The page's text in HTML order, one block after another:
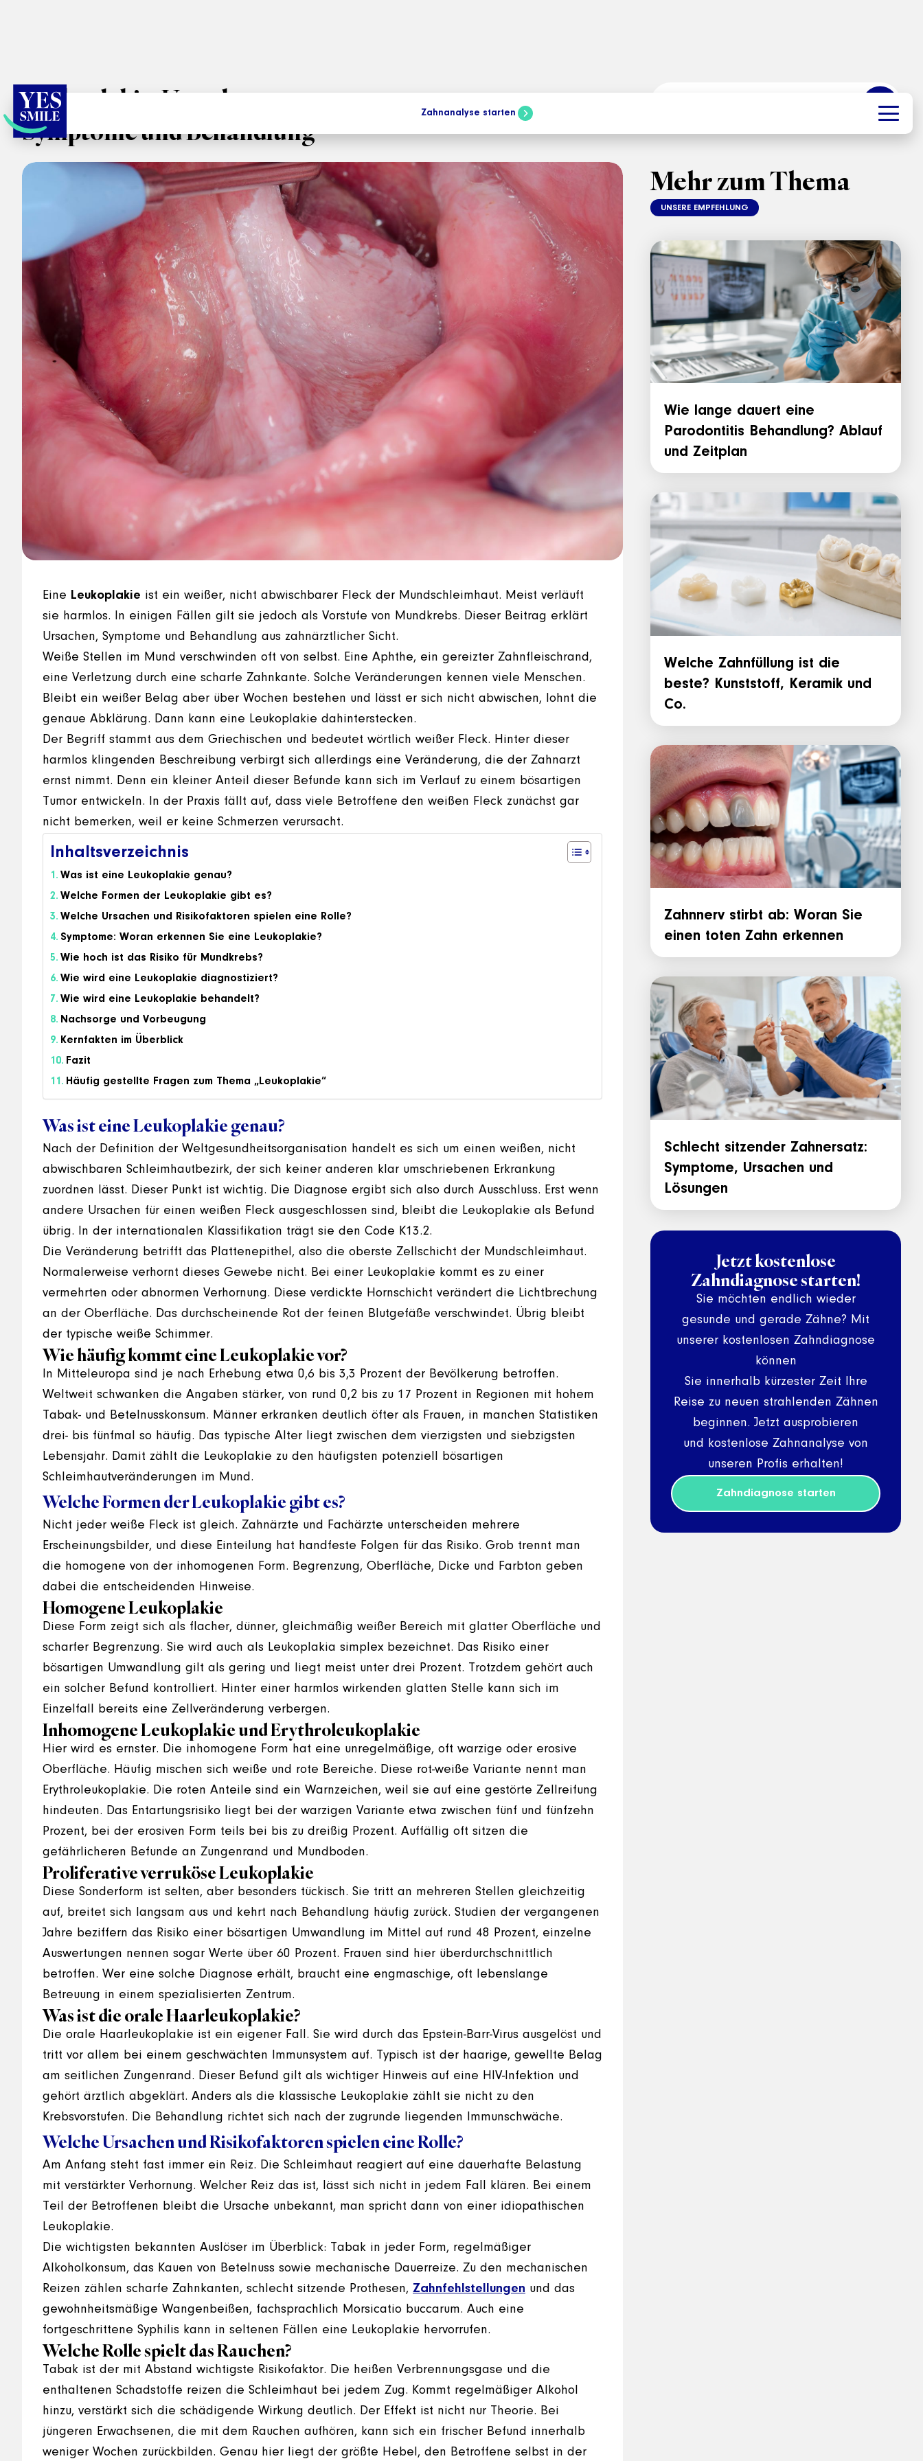
Zahnanalyse starten
Leukoplakie: Ursachen,
Symptome und Behandlung
Eine Leukoplakie ist ein weißer, nicht abwischbarer Fleck der Mundschleimhaut. Meist verläuft
sie harmlos. In einigen Fällen gilt sie jedoch als Vorstufe von Mundkrebs. Dieser Beitrag erklärt
Ursachen, Symptome und Behandlung aus zahnärztlicher Sicht.
Weiße Stellen im Mund verschwinden oft von selbst. Eine Aphthe, ein gereizter Zahnfleischrand,
eine Verletzung durch eine scharfe Zahnkante. Solche Veränderungen kennen viele Menschen.
Bleibt ein weißer Belag aber über Wochen bestehen und lässt er sich nicht abwischen, lohnt die
genaue Abklärung. Dann kann eine Leukoplakie dahinterstecken.
Der Begriff stammt aus dem Griechischen und bedeutet wörtlich weißer Fleck. Hinter dieser
harmlos klingenden Beschreibung verbirgt sich allerdings eine Veränderung, die der Zahnarzt
ernst nimmt. Denn ein kleiner Anteil dieser Befunde kann sich im Verlauf zu einem bösartigen
Tumor entwickeln. In der Praxis fällt auf, dass viele Betroffene den weißen Fleck zunächst gar
nicht bemerken, weil er keine Schmerzen verursacht.
Inhaltsverzeichnis
Was ist eine Leukoplakie genau?
Welche Formen der Leukoplakie gibt es?
Welche Ursachen und Risikofaktoren spielen eine Rolle?
Symptome: Woran erkennen Sie eine Leukoplakie?
Wie hoch ist das Risiko für Mundkrebs?
Wie wird eine Leukoplakie diagnostiziert?
Wie wird eine Leukoplakie behandelt?
Nachsorge und Vorbeugung
Kernfakten im Überblick
Fazit
Häufig gestellte Fragen zum Thema „Leukoplakie“
Was ist eine Leukoplakie genau?
Nach der Definition der Weltgesundheitsorganisation handelt es sich um einen weißen, nicht
abwischbaren Schleimhautbezirk, der sich keiner anderen klar umschriebenen Erkrankung
zuordnen lässt. Dieser Punkt ist wichtig. Die Diagnose ergibt sich also durch Ausschluss. Erst wenn
andere Ursachen für einen weißen Fleck ausgeschlossen sind, bleibt die Leukoplakie als Befund
übrig. In der internationalen Klassifikation trägt sie den Code K13.2.
Die Veränderung betrifft das Plattenepithel, also die oberste Zellschicht der Mundschleimhaut.
Normalerweise verhornt dieses Gewebe nicht. Bei einer Leukoplakie kommt es zu einer
vermehrten oder abnormen Verhornung. Diese verdickte Hornschicht verändert die Lichtbrechung
an der Oberfläche. Das durchscheinende Rot der feinen Blutgefäße verschwindet. Übrig bleibt
der typische weiße Schimmer.
Wie häufig kommt eine Leukoplakie vor?
In Mitteleuropa sind je nach Erhebung etwa 0,6 bis 3,3 Prozent der Bevölkerung betroffen.
Weltweit schwanken die Angaben stärker, von rund 0,2 bis zu 17 Prozent in Regionen mit hohem
Tabak- und Betelnusskonsum. Männer erkranken deutlich öfter als Frauen, in manchen Statistiken
drei- bis fünfmal so häufig. Das typische Alter liegt zwischen dem vierzigsten und siebzigsten
Lebensjahr. Damit zählt die Leukoplakie zu den häufigsten potenziell bösartigen
Schleimhautveränderungen im Mund.
Welche Formen der Leukoplakie gibt es?
Nicht jeder weiße Fleck ist gleich. Zahnärzte und Fachärzte unterscheiden mehrere
Erscheinungsbilder, und diese Einteilung hat handfeste Folgen für das Risiko. Grob trennt man
die homogene von der inhomogenen Form. Begrenzung, Oberfläche, Dicke und Farbton geben
dabei die entscheidenden Hinweise.
Homogene Leukoplakie
Diese Form zeigt sich als flacher, dünner, gleichmäßig weißer Bereich mit glatter Oberfläche und
scharfer Begrenzung. Sie wird auch als Leukoplakia simplex bezeichnet. Das Risiko einer
bösartigen Umwandlung gilt als gering und liegt meist unter drei Prozent. Trotzdem gehört auch
ein solcher Befund kontrolliert. Hinter einer harmlos wirkenden glatten Stelle kann sich im
Einzelfall bereits eine Zellveränderung verbergen.
Inhomogene Leukoplakie und Erythroleukoplakie
Hier wird es ernster. Die inhomogene Form hat eine unregelmäßige, oft warzige oder erosive
Oberfläche. Häufig mischen sich weiße und rote Bereiche. Diese rot-weiße Variante nennt man
Erythroleukoplakie. Die roten Anteile sind ein Warnzeichen, weil sie auf eine gestörte Zellreifung
hindeuten. Das Entartungsrisiko liegt bei der warzigen Variante etwa zwischen fünf und fünfzehn
Prozent, bei der erosiven Form teils bei bis zu dreißig Prozent. Auffällig oft sitzen die
gefährlicheren Befunde an Zungenrand und Mundboden.
Proliferative verruköse Leukoplakie
Diese Sonderform ist selten, aber besonders tückisch. Sie tritt an mehreren Stellen gleichzeitig
auf, breitet sich langsam aus und kehrt nach Behandlung häufig zurück. Studien der vergangenen
Jahre beziffern das Risiko einer bösartigen Umwandlung im Mittel auf rund 48 Prozent, einzelne
Auswertungen nennen sogar Werte über 60 Prozent. Frauen sind hier überdurchschnittlich
betroffen. Wer eine solche Diagnose erhält, braucht eine engmaschige, oft lebenslange
Betreuung in einem spezialisierten Zentrum.
Was ist die orale Haarleukoplakie?
Die orale Haarleukoplakie ist ein eigener Fall. Sie wird durch das Epstein-Barr-Virus ausgelöst und
tritt vor allem bei einem geschwächten Immunsystem auf. Typisch ist der haarige, gewellte Belag
am seitlichen Zungenrand. Dieser Befund gilt als wichtiger Hinweis auf eine HIV-Infektion und
gehört ärztlich abgeklärt. Anders als die klassische Leukoplakie zählt sie nicht zu den
Krebsvorstufen. Die Behandlung richtet sich nach der zugrunde liegenden Immunschwäche.
Welche Ursachen und Risikofaktoren spielen eine Rolle?
Am Anfang steht fast immer ein Reiz. Die Schleimhaut reagiert auf eine dauerhafte Belastung
mit verstärkter Verhornung. Welcher Reiz das ist, lässt sich nicht in jedem Fall klären. Bei einem
Teil der Betroffenen bleibt die Ursache unbekannt, man spricht dann von einer idiopathischen
Leukoplakie.
Die wichtigsten bekannten Auslöser im Überblick: Tabak in jeder Form, regelmäßiger
Alkoholkonsum, das Kauen von Betelnuss sowie mechanische Dauerreize. Zu den mechanischen
Reizen zählen scharfe Zahnkanten, schlecht sitzende Prothesen, Zahnfehlstellungen und das
gewohnheitsmäßige Wangenbeißen, fachsprachlich Morsicatio buccarum. Auch eine
fortgeschrittene Syphilis kann in seltenen Fällen eine Leukoplakie hervorrufen.
Welche Rolle spielt das Rauchen?
Tabak ist der mit Abstand wichtigste Risikofaktor. Die heißen Verbrennungsgase und die
enthaltenen Schadstoffe reizen die Schleimhaut bei jedem Zug. Kommt regelmäßiger Alkohol
hinzu, verstärkt sich die schädigende Wirkung deutlich. Der Effekt ist nicht nur Theorie. Bei
jüngeren Erwachsenen, die mit dem Rauchen aufhören, kann sich ein frischer Befund innerhalb
weniger Wochen zurückbilden. Genau hier liegt der größte Hebel, den Betroffene selbst in der
➜
Mehr zum Thema
UNSERE EMPFEHLUNG
Wie lange dauert eine
Parodontitis Behandlung? Ablauf
und Zeitplan
Welche Zahnfüllung ist die
beste? Kunststoff, Keramik und
Co.
Zahnnerv stirbt ab: Woran Sie
einen toten Zahn erkennen
Schlecht sitzender Zahnersatz:
Symptome, Ursachen und
Lösungen
Jetzt kostenlose
Zahndiagnose starten!
Sie möchten endlich wieder
gesunde und gerade Zähne? Mit
unserer kostenlosen Zahndiagnose
können
Sie innerhalb kürzester Zeit Ihre
Reise zu neuen strahlenden Zähnen
beginnen. Jetzt ausprobieren
und kostenlose Zahnanalyse von
unseren Profis erhalten!
Zahndiagnose starten